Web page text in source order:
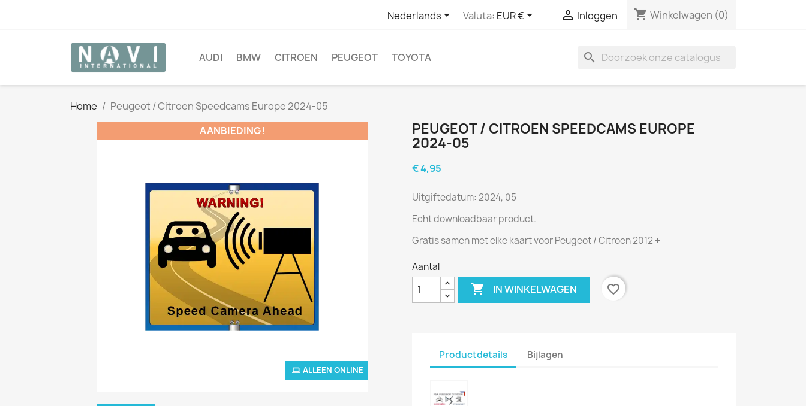
Nederlands Valuta: EUR €  Inloggen shopping_cart Winkelwagen (0)
search
AUDI BMW CITROEN PEUGEOT TOYOTA
Home Peugeot / Citroen Speedcams Europe 2024-05
ALLEEN ONLINE
AANBIEDING!
PEUGEOT / CITROEN SPEEDCAMS EUROPE
2024-05
€ 4,95
Uitgiftedatum: 2024, 05
Echt downloadbaar product.
Gratis samen met elke kaart voor Peugeot / Citroen 2012 +
Aantal
 IN WINKELWAGEN favorite_border
Productdetails Bijlagen